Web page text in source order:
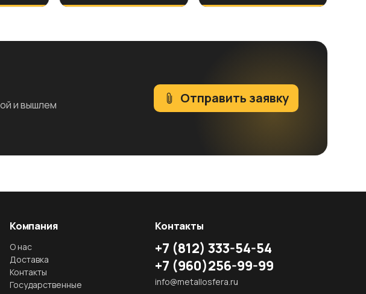
и вышлем
Отправить заявку
Компания
О нас
Доставка
Контакты
Государственные
Контакты
+7 (812) 333-54-54
+7 (960)256-99-99
info@metallosfera.ru